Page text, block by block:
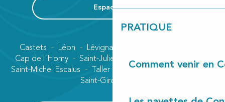
PRATIQUE
Comment venir en
Espace Pro
Castets Léon Lévignacq
Cap de l'Homy
Saint-Julien-en-Born
Contis plage
Saint-Michel Escalus
Taller Uza
Vielle-Saint-Girons
Saint-Girons plage